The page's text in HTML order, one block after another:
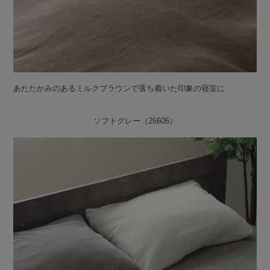
あたたかみのあるミルクブラウンで落ち着いた印象の寝室に
ソフトグレー（26606）